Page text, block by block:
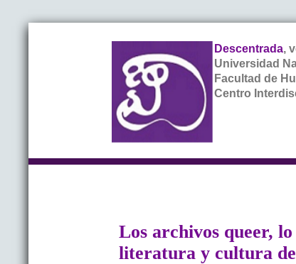
Descentrada,
Universidad
Facultad de
Centro
Los archivos queer,
literatura y cultura